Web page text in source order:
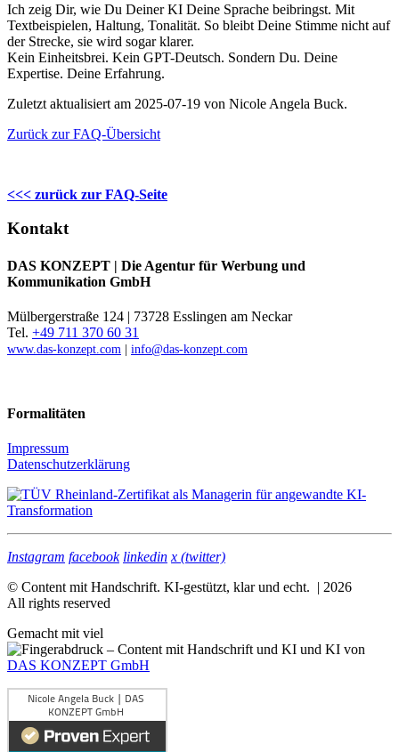
Ich zeig Dir, wie Du Deiner KI Deine Sprache beibringst. Mit
Textbeispielen, Haltung, Tonalität. So bleibt Deine Stimme nicht auf
der Strecke, sie wird sogar klarer.
Kein Einheitsbrei. Kein GPT-Deutsch. Sondern Du. Deine
Expertise. Deine Erfahrung.
Zuletzt aktualisiert am 2025-07-19 von Nicole Angela Buck.
Zurück zur FAQ-Übersicht
<<< zurück zur FAQ-Seite
Kontakt
DAS KONZEPT | Die Agentur für Werbung und
Kommunikation GmbH
Mülbergerstraße 124 | 73728 Esslingen am Neckar
Tel. +49 711 370 60 31
www.das-konzept.com info@das-konzept.com
Formalitäten
Impressum
Datenschutzerklärung
Instagram facebook linkedin x (twitter)
© Content mit Handschrift. KI-gestützt, klar und echt. | 2026
All rights reserved
Gemacht mit viel
und KI von
DAS KONZEPT GmbH